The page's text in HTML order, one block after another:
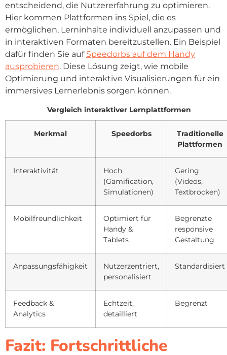
entscheidend, die Nutzererfahrung zu optimieren.
Hier kommen Plattformen ins Spiel, die es
ermöglichen, Lerninhalte individuell anzupassen und
in interaktiven Formaten bereitzustellen. Ein Beispiel
dafür finden Sie auf Speedorbs auf dem Handy
ausprobieren. Diese Lösung zeigt, wie mobile
Optimierung und interaktive Visualisierungen für ein
immersives Lernerlebnis sorgen können.
Vergleich interaktiver Lernplattformen
Merkmal Speedorbs
Traditionelle
Plattformen
Interaktivität
Hoch
(Gamification,
Simulationen)
Gering
(Videos,
Textbrocken)
Mobilfreundlichkeit
Optimiert für
Handy &
Tablets
Begrenzte
responsive
Gestaltung
Anpassungsfähigkeit
Nutzerzentriert,
personalisiert
Standardisiert
Feedback &
Analytics
Echtzeit,
detailliert
Begrenzt
Fazit: Fortschrittliche